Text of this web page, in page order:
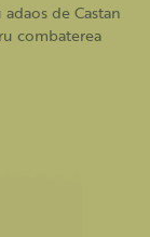
de Castan
combaterea